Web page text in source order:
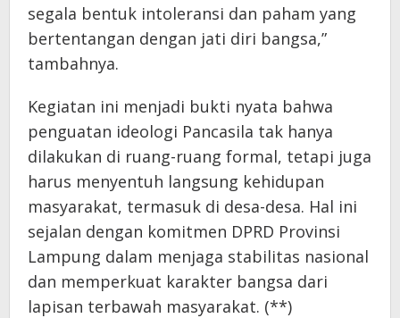
segala bentuk intoleransi dan paham yang
bertentangan dengan jati diri bangsa,”
tambahnya.
Kegiatan ini menjadi bukti nyata bahwa
penguatan ideologi Pancasila tak hanya
dilakukan di ruang-ruang formal, tetapi juga
harus menyentuh langsung kehidupan
masyarakat, termasuk di desa-desa. Hal ini
sejalan dengan komitmen DPRD Provinsi
Lampung dalam menjaga stabilitas nasional
dan memperkuat karakter bangsa dari
lapisan terbawah masyarakat. (**)